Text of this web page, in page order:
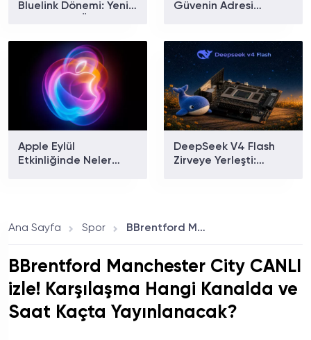
Bluelink Dönemi: Yeni
Güvenin Adresi
Apple Eylül
Etkinliğinde Neler
DeepSeek V4 Flash
Zirveye Yerleşti:
Ana Sayfa Spor BBrentford Manchester City CANLI izle! Karşılaşma Hangi Kanalda ve Saat Kaçta Yayınlanacak?
BBrentford Manchester City CANLI
izle! Karşılaşma Hangi Kanalda ve
Saat Kaçta Yayınlanacak?